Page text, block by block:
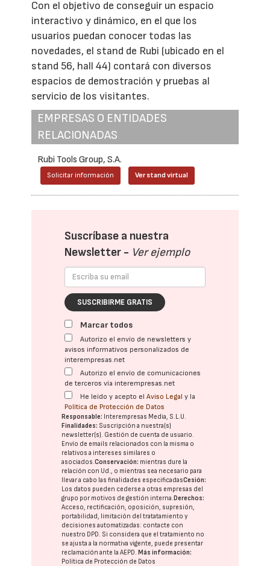
Con el objetivo de conseguir un espacio
interactivo y dinámico, en el que los
usuarios puedan conocer todas las
novedades, el stand de Rubi (ubicado en el
stand 56, hall 44) contará con diversos
espacios de demostración y pruebas al
servicio de los visitantes.
EMPRESAS O ENTIDADES
RELACIONADAS
Rubi Tools Group, S.A.
Solicitar información Ver stand virtual
Suscríbase a nuestra
Newsletter - Ver ejemplo
SUSCRIBIRME GRATIS
Marcar todos
Autorizo el envío de newsletters y
avisos informativos personalizados de
interempresas.net
Autorizo el envío de comunicaciones
de terceros vía interempresas.net
He leído y acepto elAviso Legal y la
Política de Protección de Datos
Responsable: Interempresas Media, S.L.U.
Finalidades: Suscripción a nuestra(s)
newsletter(s). Gestión de cuenta de usuario.
Envío de emails relacionados con la misma o
relativos a intereses similares o
asociados.Conservación: mientras dure la
relación con Ud., o mientras sea necesario para
llevar a cabo las finalidades especificadasCesión:
Los datos pueden cederse a otras empresas del
grupo por motivos de gestión interna.Derechos:
Acceso, rectificación, oposición, supresión,
portabilidad, limitación del tratatamiento y
decisiones automatizadas: contacte con
nuestro DPD. Si considera que el tratamiento no
se ajusta a la normativa vigente, puede presentar
reclamación ante laAEPD.Más información:
Política de Protección de Datos